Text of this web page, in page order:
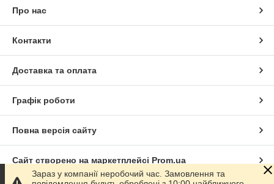
Про нас
Контакти
Доставка та оплата
Графік роботи
Повна версія сайту
Сайт створено на маркетплейсі Prom.ua
Зараз у компанії неробочий час. Замовлення та